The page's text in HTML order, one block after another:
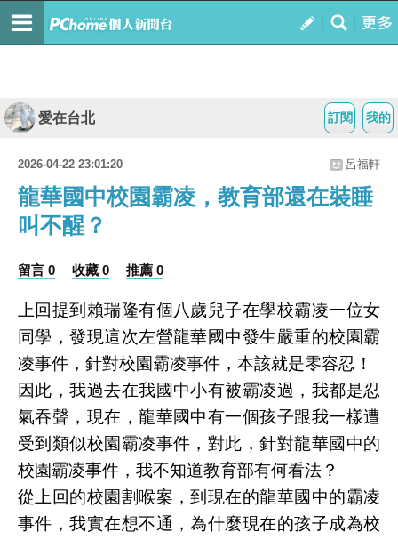
我的
訂閱
愛在台北
2026-04-22 23:01:20 呂福軒
龍華國中校園霸凌，教育部還在裝睡
叫不醒？
留言 0 收藏 0 推薦 0
上回提到賴瑞隆有個八歲兒子在學校霸凌一位女
同學，發現這次左營龍華國中發生嚴重的校園霸
凌事件，針對校園霸凌事件，本該就是零容忍！
因此，我過去在我國中小有被霸凌過，我都是忍
氣吞聲，現在，龍華國中有一個孩子跟我一樣遭
受到類似校園霸凌事件，對此，針對龍華國中的
校園霸凌事件，我不知道教育部有何看法？
從上回的校園割喉案，到現在的龍華國中的霸凌
事件，我實在想不通，為什麼現在的孩子成為校